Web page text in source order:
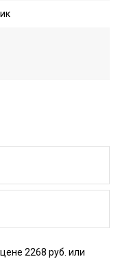
2268 руб. или